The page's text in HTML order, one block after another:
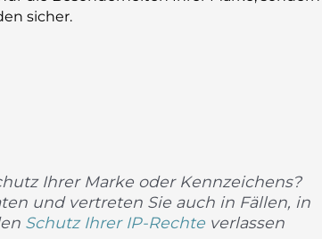
sicher.
Ihrer Marke oder Kennzeichens?
und vertreten Sie auch in Fällen, in
Schutz Ihrer IP-Rechteverlassen